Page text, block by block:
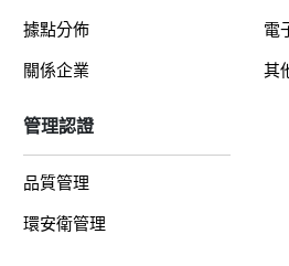
據點分佈
關係企業
電
其
管理認證
品質管理
環安衛管理